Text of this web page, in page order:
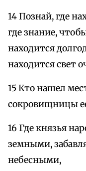
14 Познай, где
где знание,
находится
находится свет
15 Кто нашел
сокровищницы
16 Где князья
земными,
небесными,